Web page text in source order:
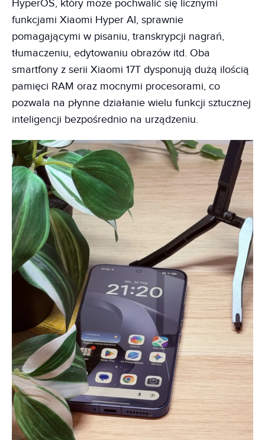
HyperOS, który może pochwalić się licznymi
funkcjami Xiaomi Hyper AI, sprawnie
pomagającymi w pisaniu, transkrypcji nagrań,
tłumaczeniu, edytowaniu obrazów itd. Oba
smartfony z serii Xiaomi 17T dysponują dużą ilością
pamięci RAM oraz mocnymi procesorami, co
pozwala na płynne działanie wielu funkcji sztucznej
inteligencji bezpośrednio na urządzeniu.